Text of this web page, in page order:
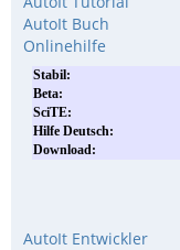
AutoIt Buch
Onlinehilfe
AutoIt Entwickler